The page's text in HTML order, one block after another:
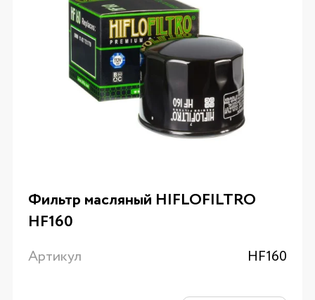
Фильтр масляный HIFLOFILTRO
HF160
Артикул HF160